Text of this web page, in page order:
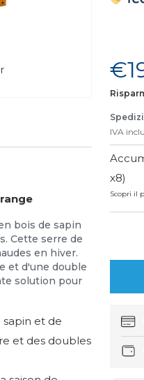
bois de sapin
Cette serre de
en hiver.
et d'une double
solution pour
sapin et de
et des doubles
IVA
x8)
Scopri il